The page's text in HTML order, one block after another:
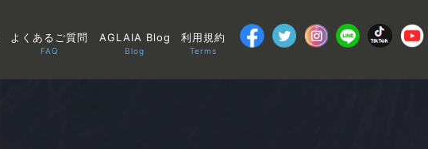
よくあるご質問
FAQ
AGLAIA Blog
Blog
利用規約
Terms